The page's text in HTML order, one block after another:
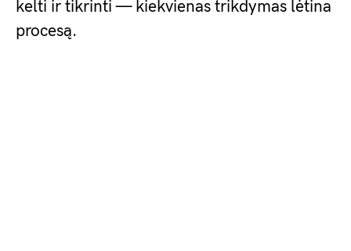
kelti ir tikrinti — kiekvienas trikdymas lėtina
procesą.